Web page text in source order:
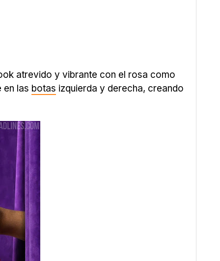
atrevido y vibrante con el rosa como
en las botas izquierda y derecha, creando